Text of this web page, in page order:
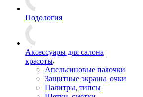
Подология
Аксессуары для салона
красоты
Апельсиновые палочки
Защитные экраны, очки
Палитры, типсы